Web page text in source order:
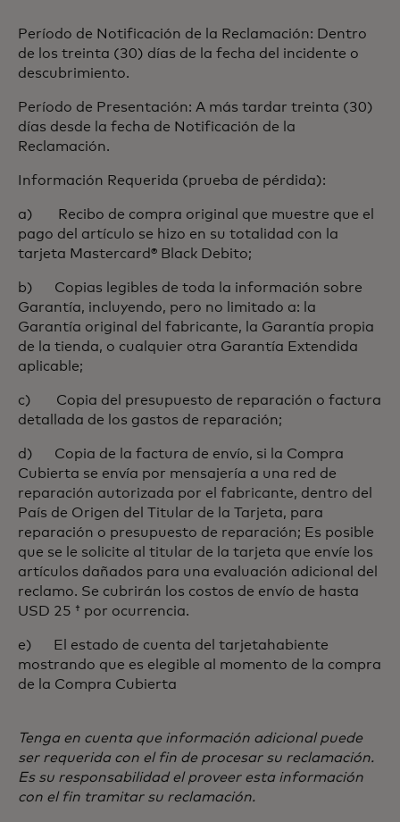
Período de Notificación de la Reclamación: Dentro
de los treinta (30) días de la fecha del incidente o
descubrimiento.
Período de Presentación: A más tardar treinta (30)
días desde la fecha de Notificación de la
Reclamación.
Información Requerida (prueba de pérdida):
a) Recibo de compra original que muestre que el
pago del artículo se hizo en su totalidad con la
tarjeta Mastercard® Black Debito;
b) Copias legibles de toda la información sobre
Garantía, incluyendo, pero no limitado a: la
Garantía original del fabricante, la Garantía propia
de la tienda, o cualquier otra Garantía Extendida
aplicable;
c) Copia del presupuesto de reparación o factura
detallada de los gastos de reparación;
d) Copia de la factura de envío, si la Compra
Cubierta se envía por mensajería a una red de
reparación autorizada por el fabricante, dentro del
País de Origen del Titular de la Tarjeta, para
reparación o presupuesto de reparación; Es posible
que se le solicite al titular de la tarjeta que envíe los
artículos dañados para una evaluación adicional del
reclamo. Se cubrirán los costos de envío de hasta
USD 25 † por ocurrencia.
e) El estado de cuenta del tarjetahabiente
mostrando que es elegible al momento de la compra
de la Compra Cubierta
Tenga en cuenta que información adicional puede
ser requerida con el fin de procesar su reclamación.
Es su responsabilidad el proveer esta información
con el fin tramitar su reclamación.